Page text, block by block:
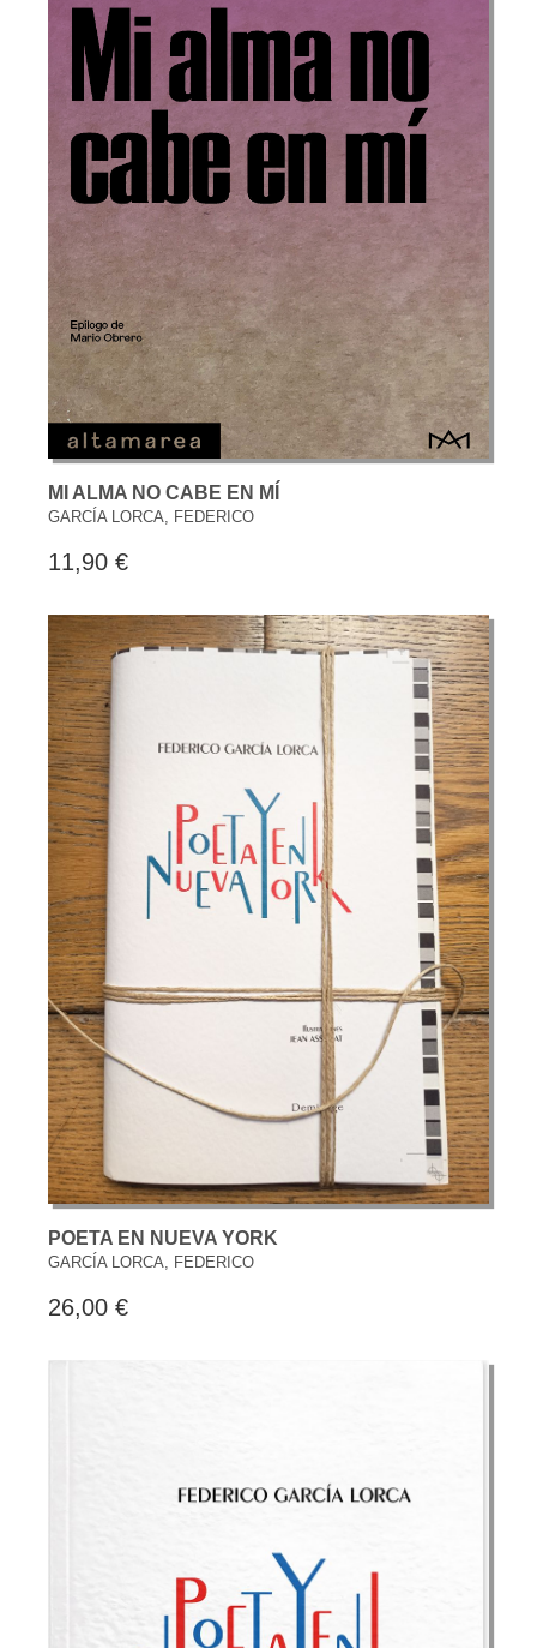
MI ALMA NO CABE EN MÍ
GARCÍA LORCA, FEDERICO
11,90 €
POETA EN NUEVA YORK
GARCÍA LORCA, FEDERICO
26,00 €